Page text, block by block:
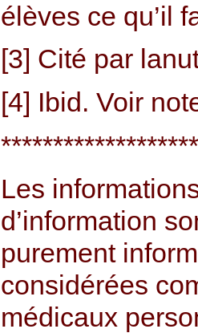
élèves ce qu’il
[3] Cité par
[4] Ibid. Voir
Les
d’information
purement
considérées
médicaux